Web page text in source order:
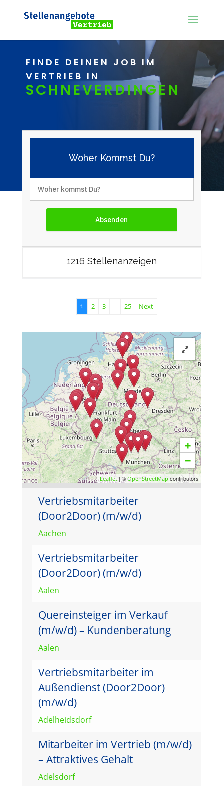
FINDE DEINEN JOB IM
VERTRIEB IN
SCHNEVERDINGEN
Woher Kommst Du?
1216 Stellenanzeigen
1 2 3 … 25 Next
+
−
Leaflet| ©OpenStreetMap contributors
Vertriebsmitarbeiter
(Door2Door) (m/w/d)
Aachen
Vertriebsmitarbeiter
(Door2Door) (m/w/d)
Aalen
Quereinsteiger im Verkauf
(m/w/d) – Kundenberatung
Aalen
Vertriebsmitarbeiter im
Außendienst (Door2Door)
(m/w/d)
Adelheidsdorf
Mitarbeiter im Vertrieb (m/w/d)
– Attraktives Gehalt
Adelsdorf